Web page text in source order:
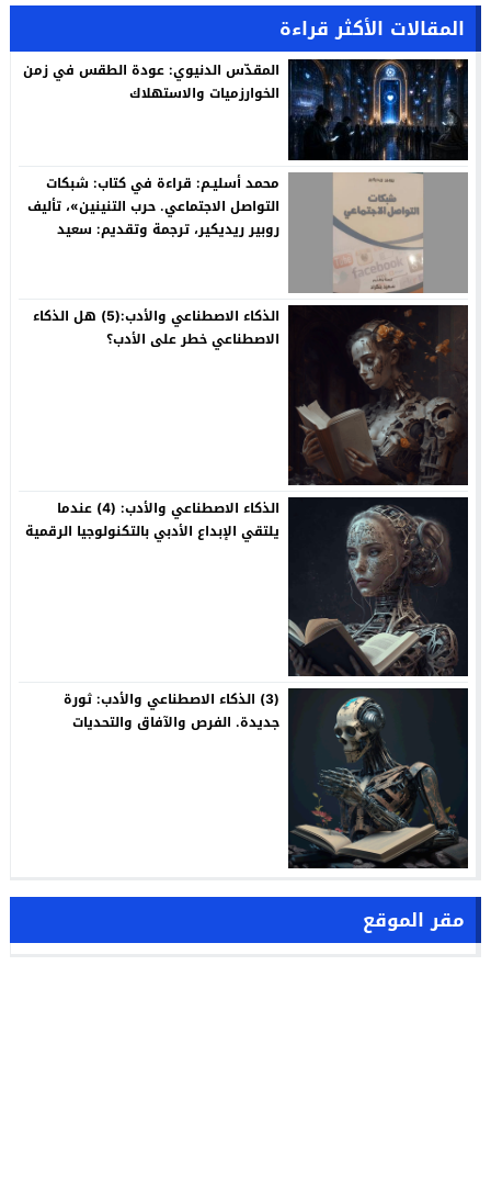
المقالات الأكثر قراءة
المقدّس الدنيوي: عودة الطقس في زمن
الخوارزميات والاستهلاك
محمد أسليـم: قراءة في كتاب: شبكات
التواصل الاجتماعي. حرب التنينين»، تأليف
روبير ريديكير، ترجمة وتقديم: سعيد
الذكاء الاصطناعي والأدب:(5) هل الذكاء
الاصطناعي خطر على الأدب؟
الذكاء الاصطناعي والأدب: (4) عندما
يلتقي الإبداع الأدبي بالتكنولوجيا الرقمية
(3) الذكاء الاصطناعي والأدب: ثورة
جديدة. الفرص والآفاق والتحديات
مقر الموقع